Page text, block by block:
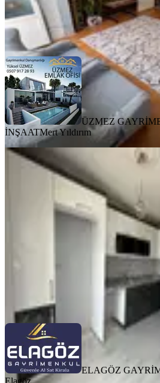
ÜZMEZ GAYRİMENKUL & İNŞAAT
Ara
ÜZMEZ
İNŞAATMert Yıldırım
YENİ
Fatıh Mahallesı
Bergama, Fatih
4+1 · 185 m²·4. Kat
6.450.000 ₺
ELAGÖZ GAYRİMENKULFaize
Ara
ELAGÖZ
Elagöz